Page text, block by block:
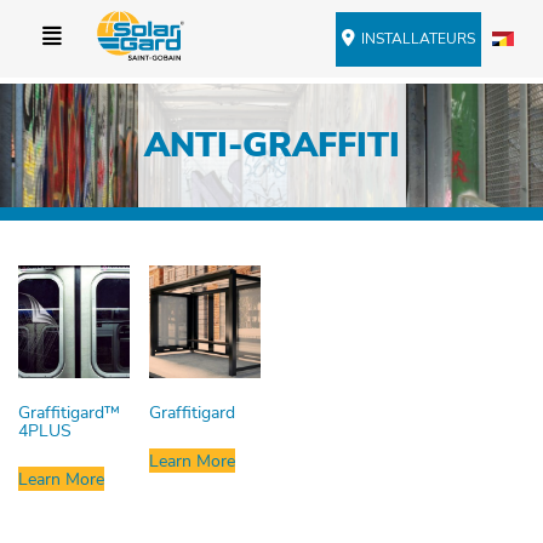
INSTALLATEURS
ANTI-GRAFFITI
Graffitigard™
4PLUS
Learn More
Graffitigard
Learn More